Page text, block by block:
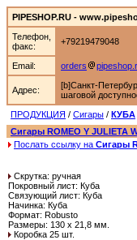
PIPESHOP.RU -
Телефон,
факс:
+79219479048
Email: orders
Адрес:
[b]Санкт-
шаговой
ПРОДУКЦИЯ / Сигары / КУБА
Сигары ROMEO Y JULIETA
Послать ссылку на Сигары
Cкрутка: ручная
Покровный лист: Куба
Связующий лист: Куба
Начинка: Куба
Формат: Robusto
Размеры: 130 х 21,8 мм.
Коробка 25 шт.